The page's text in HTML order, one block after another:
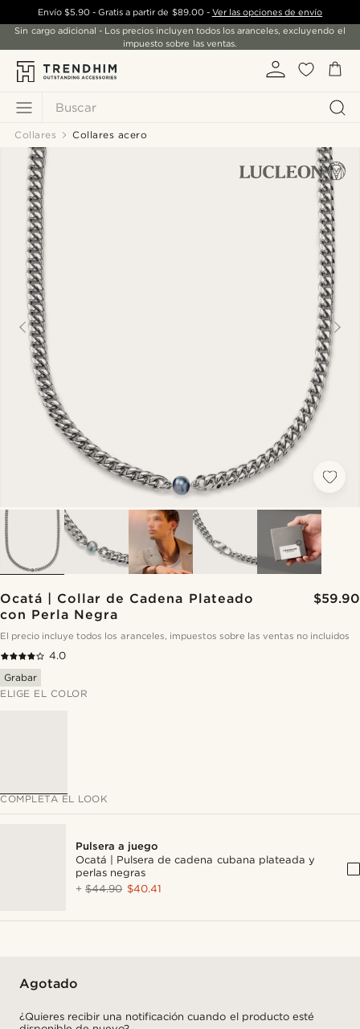
Buscar
Envío $5.90- Gratis a partir de $89.00- Ver las opciones de envío
Sin cargo adicional - Los precios incluyen todos los aranceles, excluyendo el
impuesto sobre las ventas.
Collares Collares acero
Ocatá | Collar de Cadena Plateado
con Perla Negra
$59.90
El precio incluye todos los aranceles, impuestos sobre las ventas no incluidos
4.0
Grabar
ELIGE EL COLOR
COMPLETA EL LOOK
Pulsera a juego
Ocatá | Pulsera de cadena cubana plateada y
perlas negras
+$44.90 $40.41
Agotado
¿Quieres recibir una notificación cuando el producto esté